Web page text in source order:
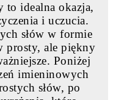
to idealna okazja,
i uczucia.
słów w formie
prosty, ale piękny
Poniżej
imieninowych
słów, po